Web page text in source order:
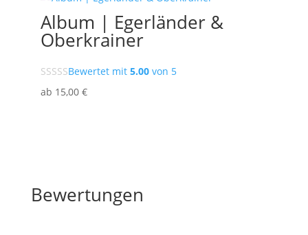
Album | Egerländer &
Oberkrainer
Bewertet mit 5.00von 5
ab 15,00 €
Bewertungen